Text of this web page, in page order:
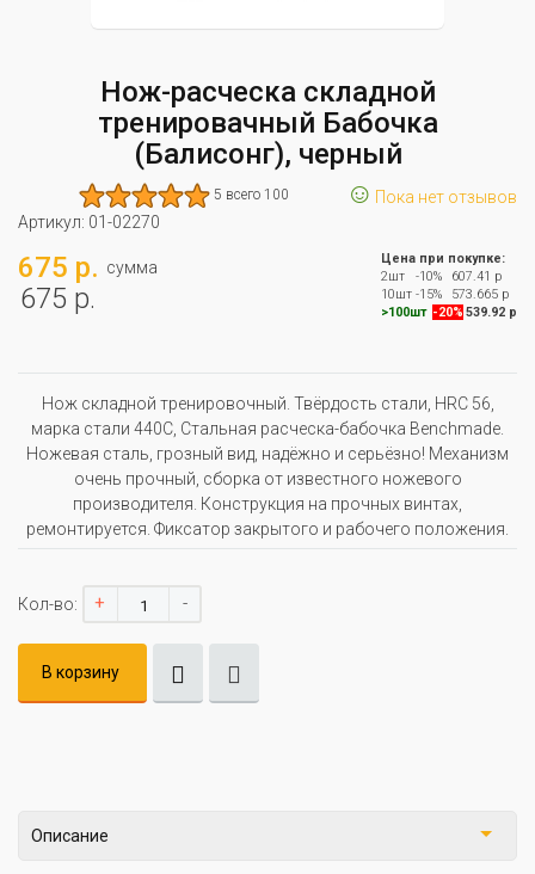
Нож-расческа складной
тренировачный Бабочка
(Балисонг), черный
5 всего 100 ☺ Пока нет отзывов
Артикул: 01-02270
675 р. сумма
675 р.
Цена при покупке:
2шт
-10%
607.41 р
10шт -15%
573.665 р
>100шт -20% 539.92 р
Нож складной тренировочный. Твёрдость стали, HRC 56,
марка стали 440C, Стальная расческа-бабочка Benchmade.
Ножевая сталь, грозный вид, надёжно и серьёзно! Механизм
очень прочный, сборка от известного ножевого
производителя. Конструкция на прочных винтах,
ремонтируется. Фиксатор закрытого и рабочего положения.
Кол-во: + -
В корзину
Описание